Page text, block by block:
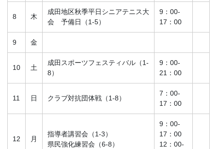
8 木
成田地区秋季平日シニアテニス大
会 予備日（1-5）
9：00-
17：00
9 金
10 土
成田スポーツフェスティバル（1-
8）
9：00-
21：00
11 日 クラブ対抗団体戦（1-8）
7：00-
17：00
12 月
指導者講習会（1-3）
県民強化練習会（6-8）
9：00-
17：00
12：00-